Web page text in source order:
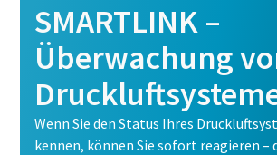
kostenlose Online-Seminare zum
Druckluft
Energiesparen mit
SMARTLINK –
Überwachung
Wenn Sie den Status Ihres
kennen, können Sie sofort reagieren –